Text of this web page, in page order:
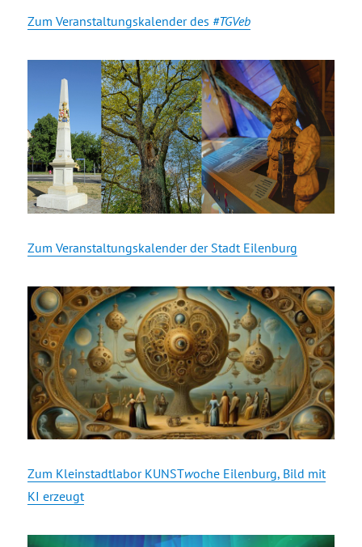
Zum Veranstaltungskalender des #TGVeb
Zum Veranstaltungskalender der Stadt Eilenburg
Zum Kleinstadtlabor KUNSTwoche Eilenburg, Bild mit
KI erzeugt